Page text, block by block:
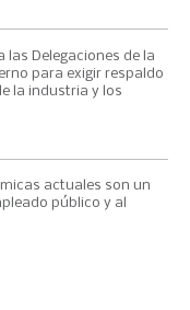
las Delegaciones de la
para exigir respaldo
la industria y los
actuales son un
público y al